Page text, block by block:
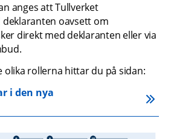
anges att Tullverket
oavsett om
direkt med deklaranten eller via
olika rollerna hittar du på sidan:
i den nya